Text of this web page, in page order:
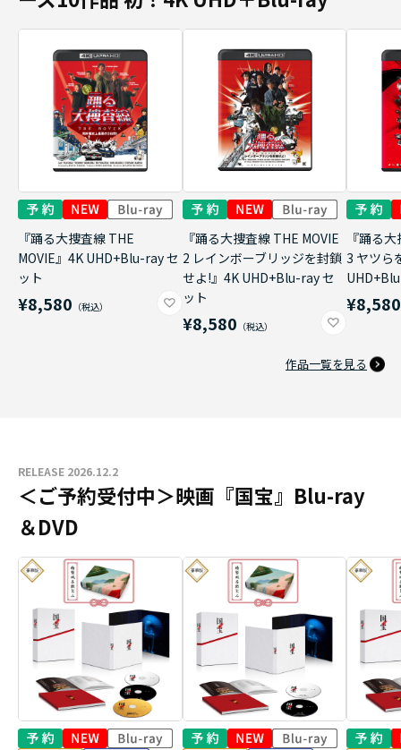
『踊る大捜査線 THE
MOVIE』4K UHD+Blu-ray セ
ット
¥8,580
『踊る大捜査線 THE MOVIE
2 レインボーブリッジを封鎖
せよ!』4K UHD+Blu-ray セ
ット
¥8,580
『踊る
3 ヤツら
¥8,580
作品一覧を見る
RELEASE 2026.12.2
＜ご予約受付中＞映画『国宝』Blu-ray
＆DVD